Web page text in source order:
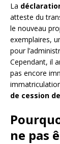
La
atteste du
le nouveau
exemplaires,
pour
Cependant, il
pas encore
de cession
ne pas